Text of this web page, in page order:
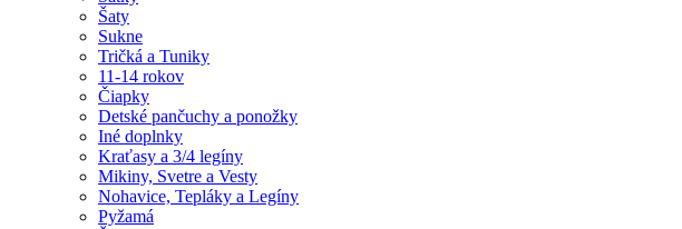
Šaty
Sukne
Tričká a Tuniky
11-14 rokov
Čiapky
Detské pančuchy a ponožky
Iné doplnky
Kraťasy a 3/4 legíny
Mikiny, Svetre a Vesty
Nohavice, Tepláky a Legíny
Pyžamá